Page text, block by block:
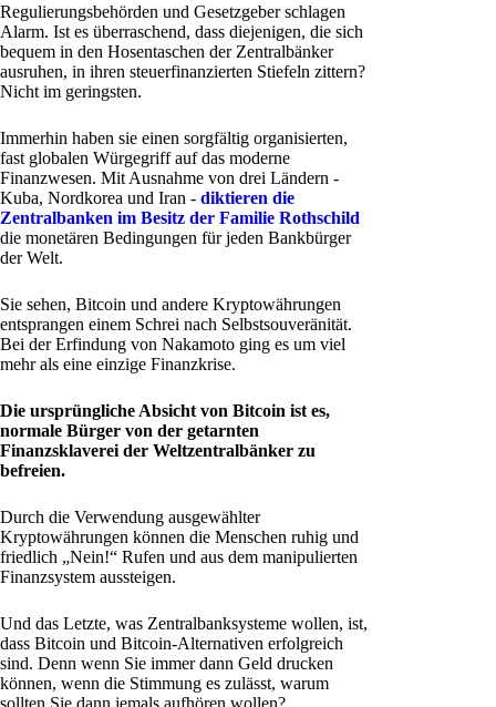
Regulierungsbehörden und Gesetzgeber schlagen
Alarm. Ist es überraschend, dass diejenigen, die sich
bequem in den Hosentaschen der Zentralbänker
ausruhen, in ihren steuerfinanzierten Stiefeln zittern?
Nicht im geringsten.
Immerhin haben sie einen sorgfältig organisierten,
fast globalen Würgegriff auf das moderne
Finanzwesen. Mit Ausnahme von drei Ländern -
Kuba, Nordkorea und Iran - diktieren die
Zentralbanken im Besitz der Familie Rothschild
die monetären Bedingungen für jeden Bankbürger
der Welt.
Sie sehen, Bitcoin und andere Kryptowährungen
entsprangen einem Schrei nach Selbstsouveränität.
Bei der Erfindung von Nakamoto ging es um viel
mehr als eine einzige Finanzkrise.
Die ursprüngliche Absicht von Bitcoin ist es,
normale Bürger von der getarnten
Finanzsklaverei der Weltzentralbänker zu
befreien.
Durch die Verwendung ausgewählter
Kryptowährungen können die Menschen ruhig und
friedlich „Nein!“ Rufen und aus dem manipulierten
Finanzsystem aussteigen.
Und das Letzte, was Zentralbanksysteme wollen, ist,
dass Bitcoin und Bitcoin-Alternativen erfolgreich
sind. Denn wenn Sie immer dann Geld drucken
können, wenn die Stimmung es zulässt, warum
sollten Sie dann jemals aufhören wollen?